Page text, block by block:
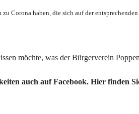
zu Corona haben, die sich auf der
möchte, was der Bürgerverein
auch auf Facebook. Hier finden